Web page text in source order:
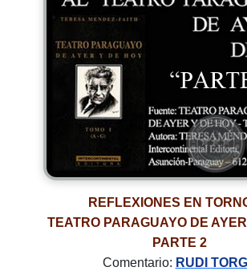
REFLEXIONES EN
TEATRO PARAGUAYO DE
PARTE 2
Comentario: RUDI